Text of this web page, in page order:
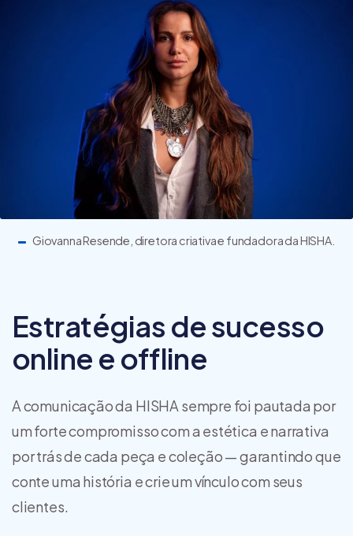
Giovanna Resende, diretora criativa e fundadora da HISHA.
Estratégias de sucesso
online e offline
A comunicação da HISHA sempre foi pautada por
um forte compromisso com a estética e narrativa
por trás de cada peça e coleção — garantindo que
conte uma história e crie um vínculo com seus
clientes.